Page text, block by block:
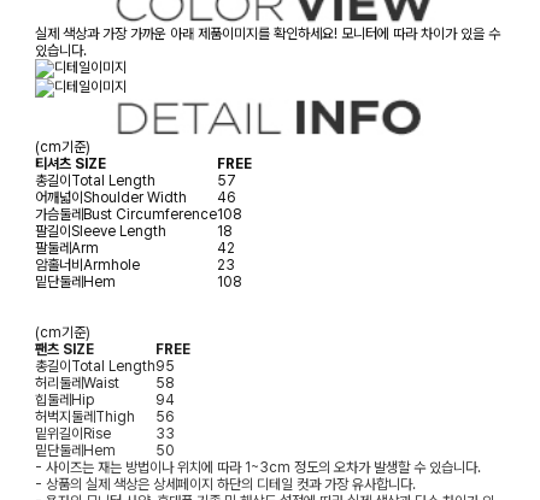
실제 색상과 가장 가까운 아래 제품이미지를 확인하세요! 모니터에 따라 차이가 있을 수
있습니다.
(cm기준)
티셔츠 SIZE
FREE
총길이Total Length
57
어깨넓이Shoulder Width
46
가슴둘레Bust Circumference108
팔길이Sleeve Length
18
팔둘레Arm
42
암홀너비Armhole
23
밑단둘레Hem 108
(cm기준)
팬츠 SIZE
FREE
총길이Total Length95
허리둘레Waist
58
힙둘레Hip
94
허벅지둘레Thigh
56
밑위길이Rise
33
밑단둘레Hem
50
- 사이즈는 재는 방법이나 위치에 따라 1~3cm 정도의 오차가 발생할 수 있습니다.
- 상품의 실제 색상은 상세페이지 하단의 디테일 컷과 가장 유사합니다.